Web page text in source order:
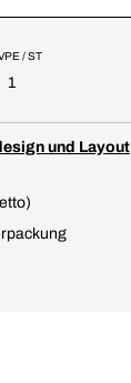
/ ST
1
und Layout